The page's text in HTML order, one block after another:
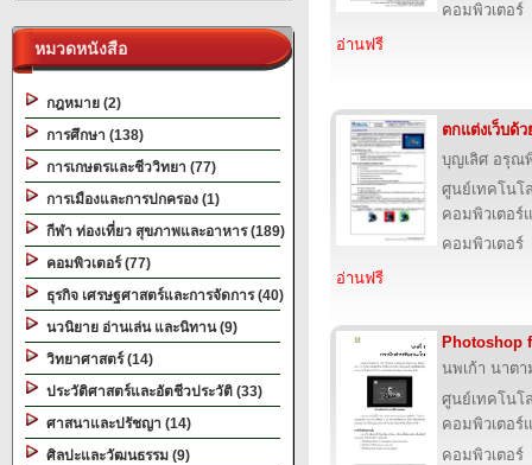
หมวดหนังสือ
กฎหมาย (2)
การศึกษา (138)
การเกษตรและชีววิทยา (77)
การเมืองและการปกครอง (1)
กีฬา ท่องเที่ยว สุขภาพและอาหาร (189)
คอมพิวเตอร์ (77)
ธุรกิจ เศรษฐศาสตร์และการจัดการ (40)
นวนิยาย อ่านเล่น และนิทาน (9)
วิทยาศาสตร์ (14)
ประวัติศาสตร์และอัตชีวประวัติ (33)
ศาสนาและปรัชญา (14)
ศิลปะและวัฒนธรรม (9)
คอมพิวเตอร์
อ่านฟรี
ตกแต่งเว็บด้
บุญเลิศ อรุณ
ศูนย์เทคโนโ
คอมพิวเตอร์
คอมพิวเตอร์
อ่านฟรี
Photoshop
นพเก้า นาต
ศูนย์เทคโนโ
คอมพิวเตอร์
คอมพิวเตอร์